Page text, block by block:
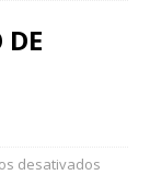
desativados